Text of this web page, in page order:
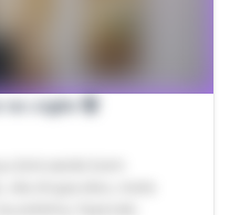
no sigilo 🤫